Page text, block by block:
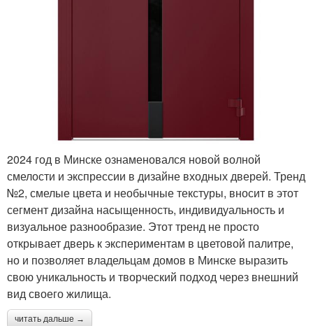
2024 год в Минске ознаменовался новой волной
смелости и экспрессии в дизайне входных дверей. Тренд
№2, смелые цвета и необычные текстуры, вносит в этот
сегмент дизайна насыщенность, индивидуальность и
визуальное разнообразие. Этот тренд не просто
открывает дверь к экспериментам в цветовой палитре,
но и позволяет владельцам домов в Минске выразить
свою уникальность и творческий подход через внешний
вид своего жилища.
читать дальше →